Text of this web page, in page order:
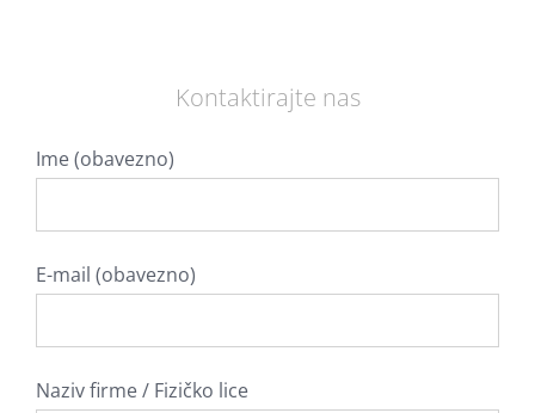
Kontaktirajte nas
Ime (obavezno)
E-mail (obavezno)
Naziv firme / Fizičko lice